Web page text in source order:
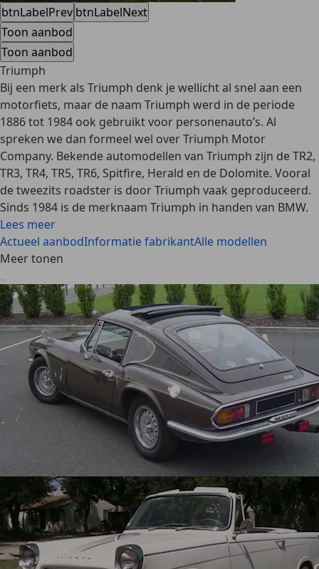
btnLabelPrev btnLabelNext
Toon aanbod
Toon aanbod
Triumph
Bij een merk als Triumph denk je wellicht al snel aan een
motorfiets, maar de naam Triumph werd in de periode
1886 tot 1984 ook gebruikt voor personenauto’s. Al
spreken we dan formeel wel overTriumph Motor
Company. Bekende automodellen van Triumph zijn de TR2,
TR3, TR4, TR5, TR6, Spitfire, Herald en de Dolomite. Vooral
de tweezits roadster is door Triumph vaak geproduceerd.
Sinds 1984 is de merknaam Triumph in handen van BMW.
Lees meer
Actueel aanbodInformatie fabrikantAlle modellen
Meer tonen